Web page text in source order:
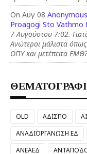
On Αυγ 08 Anonymous
Proagogi Sto Vathmo
7 Αυγούστου 7:02.
Ανώτεροι μάλιστα
ΟΠΥ και μετέπειτα
OLD ΑΔΙΣΠΟ
ΑΝΑΔΙΟΡΓΑΝΩΣΗ ΕΔ
ΑΝΕΑΕΔ